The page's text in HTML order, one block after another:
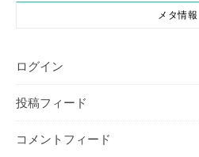
メタ情報
ログイン
投稿フィード
コメントフィード